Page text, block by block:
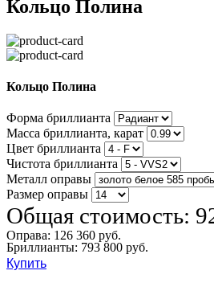
Кольцо Полина
Кольцо Полина
Форма бриллианта
Масса бриллианта, карат
Цвет бриллианта
Чистота бриллианта
Металл оправы
Размер оправы
Общая стоимость:
Оправа: 126 360 руб.
Бриллианты: 793 800 руб.
Купить